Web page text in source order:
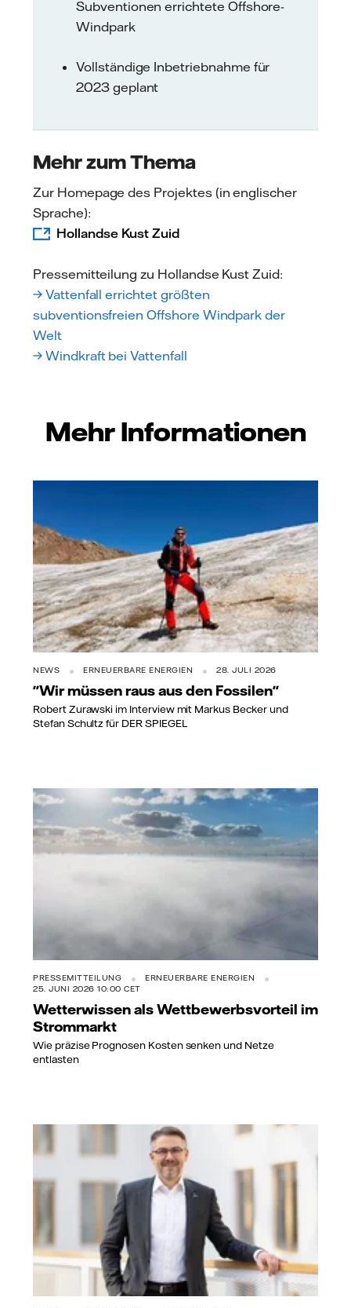
Subventionen errichtete Offshore-
Windpark
Vollständige Inbetriebnahme für
2023 geplant
Mehr zum Thema
Zur Homepage des Projektes (in englischer
Sprache):
Hollandse Kust Zuid
Pressemitteilung zu Hollandse Kust Zuid:
→ Vattenfall errichtet größten
subventionsfreien Offshore Windpark der
Welt
→ Windkraft bei Vattenfall
Mehr Informationen
NEWS ERNEUERBARE ENERGIEN 28. JULI 2026
"Wir müssen raus aus den Fossilen"
Robert Zurawski im Interview mit Markus Becker und
Stefan Schultz für DER SPIEGEL
PRESSEMITTEILUNG
ERNEUERBARE ENERGIEN
25. JUNI 2026 10:00 CET
Wetterwissen als Wettbewerbsvorteil im
Strommarkt
Wie präzise Prognosen Kosten senken und Netze
entlasten